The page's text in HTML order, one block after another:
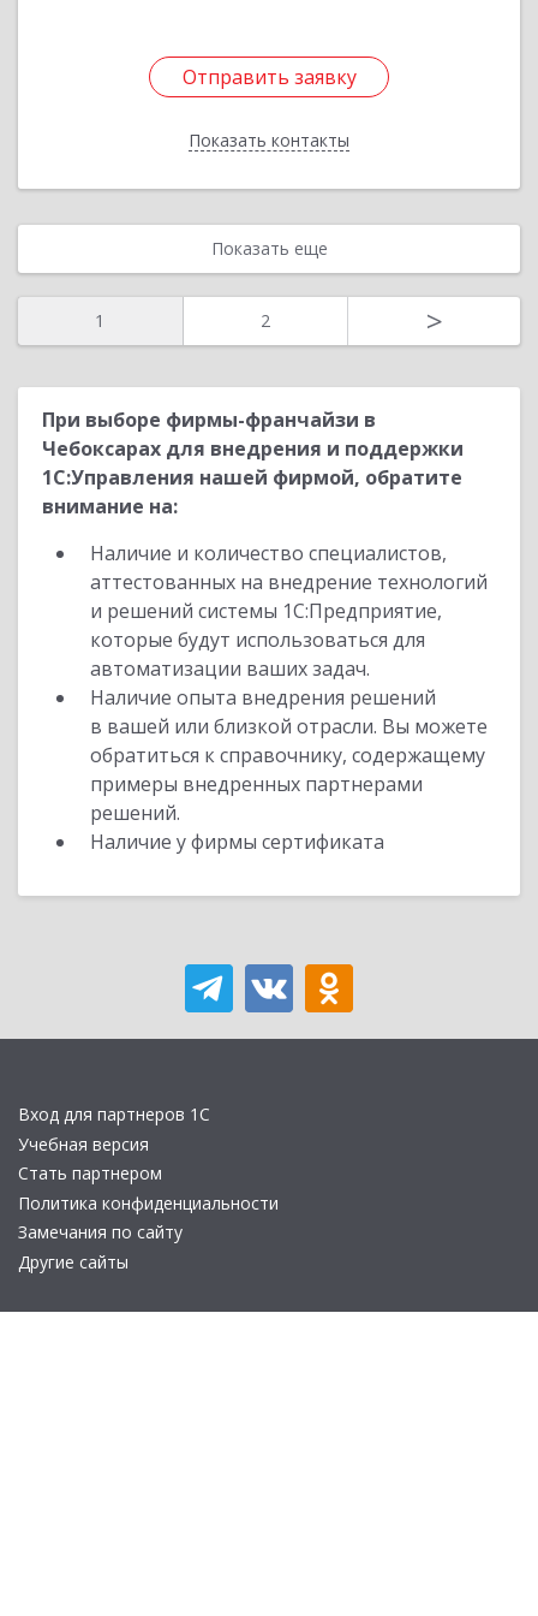
Отправить заявку
Показать контакты
Отправить заявку
Назад
Показать еще
1 2 >
При выборе фирмы-франчайзи в
Чебоксарах для внедрения и поддержки
1С:Управления нашей фирмой, обратите
внимание на:
Наличие и количество специалистов,
аттестованных на внедрение технологий
и решений системы 1С:Предприятие,
которые будут использоваться для
автоматизации ваших задач.
Наличие опыта внедрения решений
в вашей или близкой отрасли. Вы можете
обратиться к справочнику, содержащему
примеры внедренных партнерами
решений.
Наличие у фирмы сертификата
Вход для партнеров 1С
Учебная версия
Стать партнером
Политика конфиденциальности
Замечания по сайту
Другие сайты